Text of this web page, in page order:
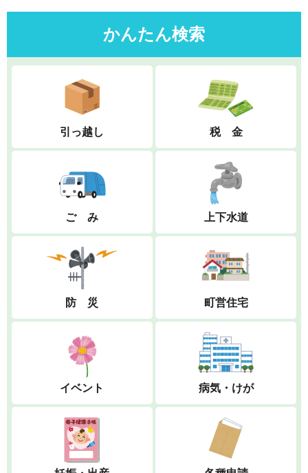
かんたん検索
引っ越し 税 金
ご み 上下水道
防 災 町営住宅
イベント 病気・けが